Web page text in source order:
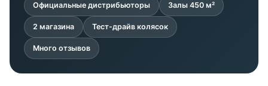
Официальные дистрибьюторы Залы 450 м²
2 магазина Тест-драйв колясок
Много отзывов